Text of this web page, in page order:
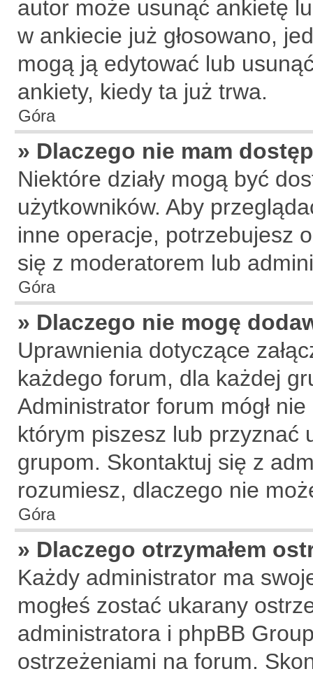
autor może usunąć ankietę
w ankiecie już głosowano,
mogą ją edytować lub
ankiety, kiedy ta już trwa.
Góra
» Dlaczego nie mam
Niektóre działy mogą być
użytkowników. Aby
inne operacje, potrzebujesz
się z moderatorem lub
Góra
» Dlaczego nie mogę
Uprawnienia dotyczące
każdego forum, dla każdej
Administrator forum mógł
którym piszesz lub przyznać
grupom. Skontaktuj się z
rozumiesz, dlaczego nie
Góra
» Dlaczego otrzymałem
Każdy administrator ma
mogłeś zostać ukarany
administratora i phpBB
ostrzeżeniami na forum.